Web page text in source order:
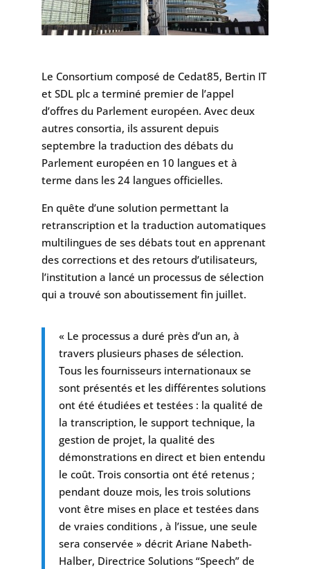
Le Consortium composé de Cedat85, Bertin IT
et SDL plc a terminé premier de l’appel
d’offres du Parlement européen. Avec deux
autres consortia, ils assurent depuis
septembre la traduction des débats du
Parlement européen en 10 langues et à
terme dans les 24 langues officielles.
En quête d’une solution permettant la
retranscription et la traduction automatiques
multilingues de ses débats tout en apprenant
des corrections et des retours d’utilisateurs,
l’institution a lancé un processus de sélection
qui a trouvé son aboutissement fin juillet.
« Le processus a duré près d’un an, à
travers plusieurs phases de sélection.
Tous les fournisseurs internationaux se
sont présentés et les différentes solutions
ont été étudiées et testées : la qualité de
la transcription, le support technique, la
gestion de projet, la qualité des
démonstrations en direct et bien entendu
le coût. Trois consortia ont été retenus ;
pendant douze mois, les trois solutions
vont être mises en place et testées dans
de vraies conditions , à l’issue, une seule
sera conservée » décrit Ariane Nabeth-
Halber, Directrice Solutions “Speech” de